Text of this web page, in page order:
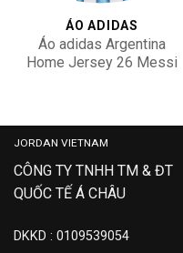
ÁO ADIDAS
Áo adidas Argentina
Home Jersey 26 Messi
JORDAN VIETNAM
CÔNG TY TNHH TM & ĐT
QUỐC TẾ Á CHÂU
DKKD : 0109539054